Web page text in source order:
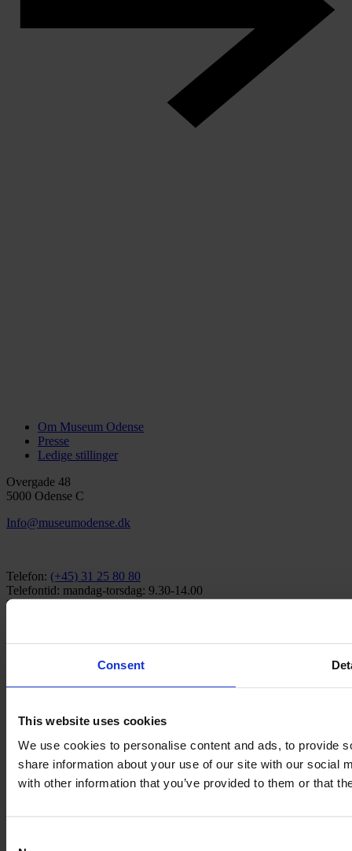
Consent
This website uses cookies
We use cookies to personalise content and ads, to provide
share information about your use of our site with our social
with other information that you’ve provided to them or that
Om Museum Odense
Presse
Ledige stillinger
Overgade 48
5000 Odense C
Info@museumodense.dk
Telefon: (+45) 31 25 80 80
Telefontid: mandag-torsdag: 9.30-14.00
Fredag: 9.30-12.00
CVR-nr.: 39156040
EAN nr. 5790002433825
Den fynske landsby
H.C. Andersens hus
TID – Museum for Odense